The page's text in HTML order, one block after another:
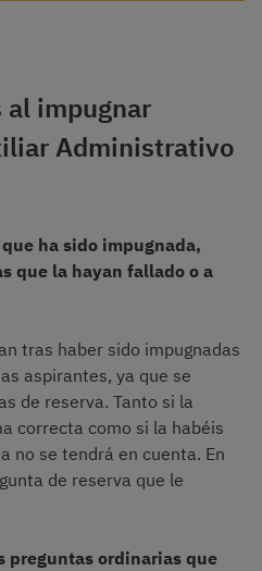
al impugnar
Administrativo
ha sido impugnada,
que la hayan fallado o a
tras haber sido impugnadas
aspirantes, ya que se
de reserva. Tanto si la
correcta como si la habéis
no se tendrá en cuenta. En
de reserva que le
preguntas ordinarias que